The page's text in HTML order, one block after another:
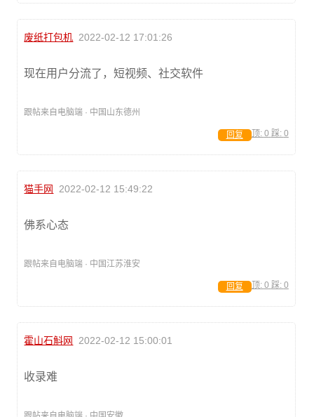
废纸打包机 2022-02-12 17:01:26
现在用户分流了，短视频、社交软件
跟帖来自电脑端 · 中国山东德州
顶: 0 踩: 0
回复
猫手网 2022-02-12 15:49:22
佛系心态
跟帖来自电脑端 · 中国江苏淮安
顶: 0 踩: 0
回复
霍山石斛网 2022-02-12 15:00:01
收录难